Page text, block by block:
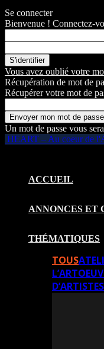
Se connecter
Bienvenue ! Connectez-
Vous avez oublié votre
Récupération de mot de
Récupérer votre mot de
Un mot de passe vous
HEART – Au coeur de
ACCUEIL
ANNONCES ET
THÉMATIQUES
TOUS
L’ART
D’ARTISTES